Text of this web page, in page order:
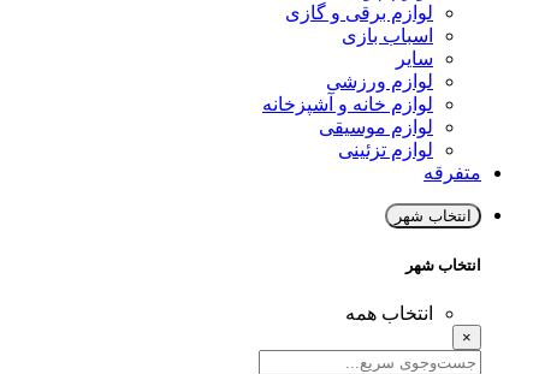
لوازم برقی و گازی
اسباب بازی
سایر
لوازم ورزشی
لوازم خانه و آشپزخانه
لوازم موسیقی
لوازم تزئینی
متفرقه
انتخاب شهر
انتخاب شهر
انتخاب همه
×